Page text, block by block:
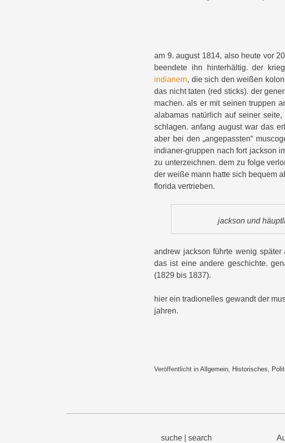
am 9. august 1814, also heute vor
beendete ihn hinterhältig. der
indianern, die sich den weißen
das nicht taten (red sticks). der
machen. als er mit seinen truppen
alabamas natürlich auf seiner
schlagen. anfang august war das
aber bei den „angepassten“
indianer-gruppen nach fort jackson
zu unterzeichnen. dem zu folge
der weiße mann hatte sich bequem
florida vertrieben.
jackson und
andrew jackson führte wenig
das ist eine andere geschichte.
(1829 bis 1837).
hier ein tradionelles gewandt der
jahren.
Veröffentlicht in Allgemein Historisches
suche | search